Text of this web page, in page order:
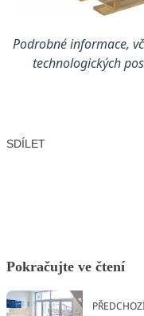
Podrobné informace,
technologických
SDÍLET
Pokračujte ve čtení